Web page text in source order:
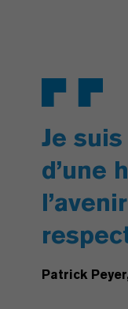
Je
d’une
Patrick